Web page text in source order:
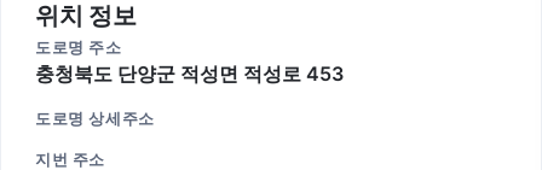
위치 정보
도로명 주소
충청북도 단양군 적성면 적성로 453
도로명 상세주소
지번 주소